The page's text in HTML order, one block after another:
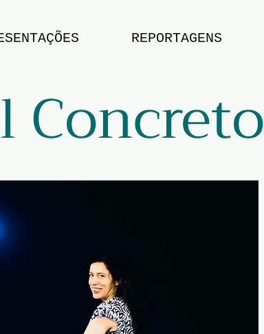
REPORTAGENS
Concreto